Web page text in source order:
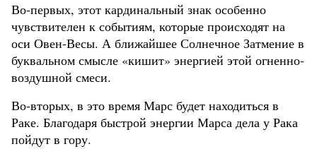
Во-первых, этот кардинальный знак особенно
чувствителен к событиям, которые происходят на
оси Овен-Весы. А ближайшее Солнечное Затмение в
буквальном смысле «кишит» энергией этой огненно-
воздушной смеси.
Во-вторых, в это время Марс будет находиться в
Раке. Благодаря быстрой энергии Марса дела у Рака
пойдут в гору.